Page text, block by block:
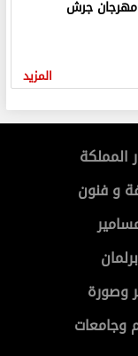
مهرجان جرش
المزيد
المملكة
و فنون
برلمان
وصورة
وجامعات